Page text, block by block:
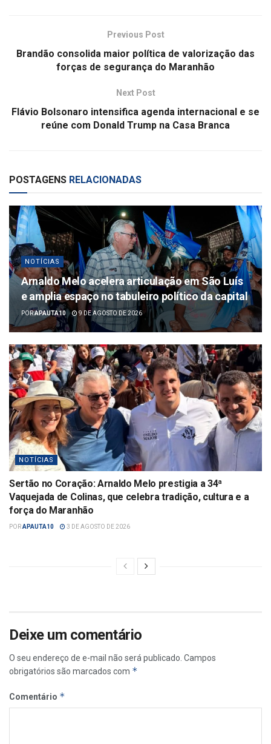
Previous Post
Brandão consolida maior política de valorização das
forças de segurança do Maranhão
Next Post
Flávio Bolsonaro intensifica agenda internacional e se
reúne com Donald Trump na Casa Branca
POSTAGENS RELACIONADAS
NOTÍCIAS
Arnaldo Melo acelera articulação em São Luís
e amplia espaço no tabuleiro político da capital
PORAPAUTA10 9 DE AGOSTO DE 2026
NOTÍCIAS
Sertão no Coração: Arnaldo Melo prestigia a 34ª
Vaquejada de Colinas, que celebra tradição, cultura e a
força do Maranhão
PORAPAUTA10 3 DE AGOSTO DE 2026
Deixe um comentário
O seu endereço de e-mail não será publicado. Campos
obrigatórios são marcados com *
Comentário *